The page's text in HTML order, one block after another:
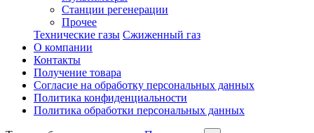
Станции регенерации
Прочее
Технические газы Сжиженный газ
О компании
Контакты
Получение товара
Согласие на обработку персональных данных
Политика конфиденциальности
Политика обработки персональных данных